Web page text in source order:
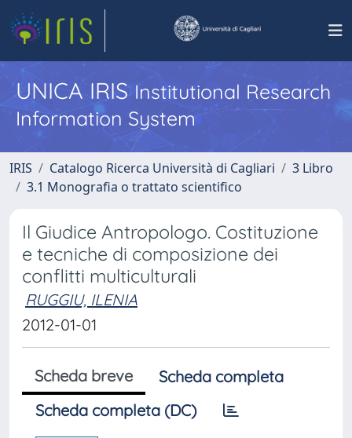
UNICA IRISInstitutional Research
Information System
IRIS Catalogo Ricerca Università di Cagliari
3 Libro
3.1 Monografia o trattato scientifico
Il Giudice Antropologo. Costituzione
e tecniche di composizione dei
conflitti multiculturali
RUGGIU, ILENIA
2012-01-01
Scheda breve
Scheda completa
Scheda completa (DC)